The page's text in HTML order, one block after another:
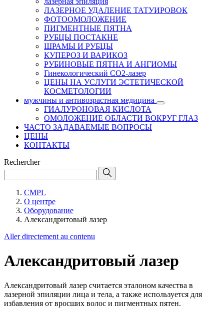
ЛАЗЕРНОЕ УДАЛЕНИЕ ТАТУИРОВОК
ФОТООМОЛОЖЕНИЕ
ПИГМЕНТНЫЕ ПЯТНА
РУБЦЫ ПОСТАКНЕ
ШРАМЫ И РУБЦЫ
КУПЕРОЗ И ВАРИКОЗ
РУБИНОВЫЕ ПЯТНА И АНГИОМЫ
Гинекологический CO2-лазер
ЦЕНЫ НА УСЛУГИ ЭСТЕТИЧЕСКОЙ
КОСМЕТОЛОГИИ
мужчины и антивозрастная медицина
ГИАЛУРОНОВАЯ КИСЛОТА
ОМОЛОЖЕНИЕ ОБЛАСТИ ВОКРУГ ГЛАЗ
ЧАСТО ЗАДАВАЕМЫЕ ВОПРОСЫ
ЦЕНЫ
КОНТАКТЫ
Rechercher
CMPL
О центре
Оборудование
Александритовый лазер
Aller directement au contenu
Александритовый лазер
Александритовый лазер считается эталоном качества в
лазерной эпиляции лица и тела, а также используется для
избавления от вросших волос и пигментных пятен.